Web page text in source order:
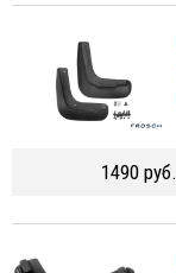
1490 руб.